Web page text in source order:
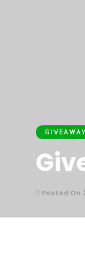
GIVEAWAY
Posted On